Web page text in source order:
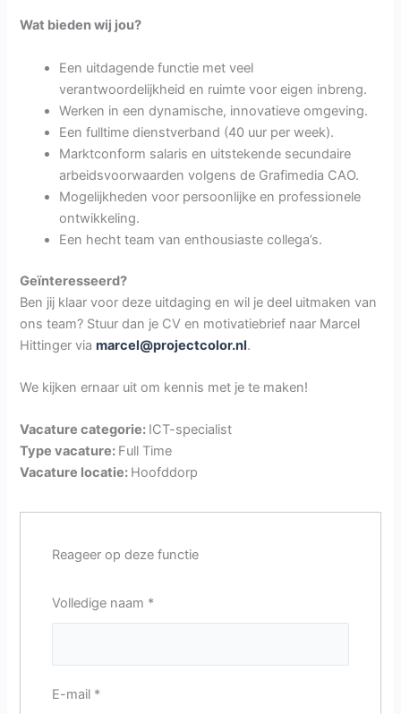
Wat bieden wij jou?
Een uitdagende functie met veel
verantwoordelijkheid en ruimte voor eigen inbreng.
Werken in een dynamische, innovatieve omgeving.
Een fulltime dienstverband (40 uur per week).
Marktconform salaris en uitstekende secundaire
arbeidsvoorwaarden volgens de Grafimedia CAO.
Mogelijkheden voor persoonlijke en professionele
ontwikkeling.
Een hecht team van enthousiaste collega’s.
Geïnteresseerd?
Ben jij klaar voor deze uitdaging en wil je deel uitmaken van
ons team? Stuur dan je CV en motivatiebrief naar Marcel
Hittinger viamarcel@projectcolor.nl.
We kijken ernaar uit om kennis met je te maken!
Vacature categorie: ICT-specialist
Type vacature: Full Time
Vacature locatie: Hoofddorp
Reageer op deze functie
Volledige naam *
E-mail *